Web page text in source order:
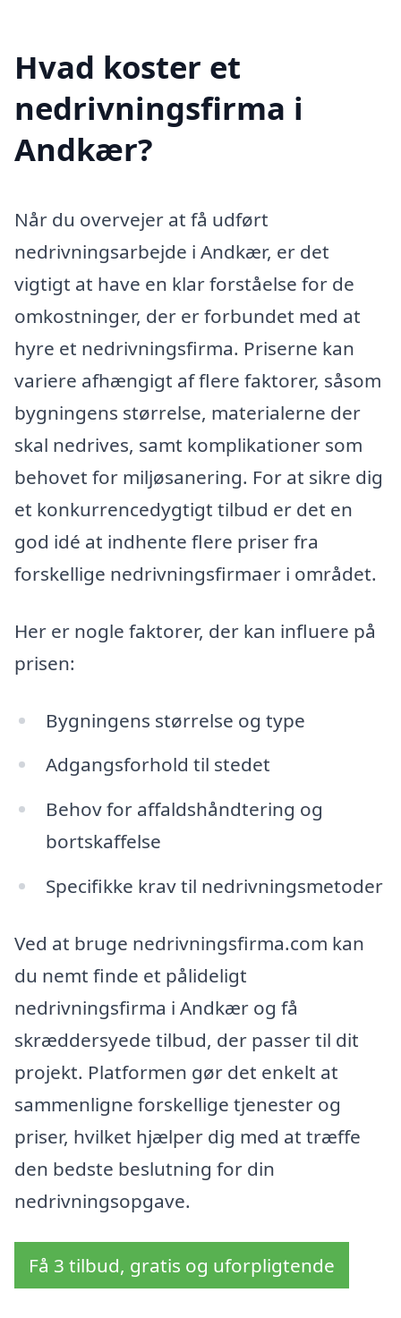
Hvad koster et
nedrivningsfirma i
Andkær?
Når du overvejer at få udført
nedrivningsarbejde i Andkær, er det
vigtigt at have en klar forståelse for de
omkostninger, der er forbundet med at
hyre et nedrivningsfirma. Priserne kan
variere afhængigt af flere faktorer, såsom
bygningens størrelse, materialerne der
skal nedrives, samt komplikationer som
behovet for miljøsanering. For at sikre dig
et konkurrencedygtigt tilbud er det en
god idé at indhente flere priser fra
forskellige nedrivningsfirmaer i området.
Her er nogle faktorer, der kan influere på
prisen:
Bygningens størrelse og type
Adgangsforhold til stedet
Behov for affaldshåndtering og
bortskaffelse
Specifikke krav til nedrivningsmetoder
Ved at bruge nedrivningsfirma.com kan
du nemt finde et pålideligt
nedrivningsfirma i Andkær og få
skræddersyede tilbud, der passer til dit
projekt. Platformen gør det enkelt at
sammenligne forskellige tjenester og
priser, hvilket hjælper dig med at træffe
den bedste beslutning for din
nedrivningsopgave.
Få 3 tilbud, gratis og uforpligtende